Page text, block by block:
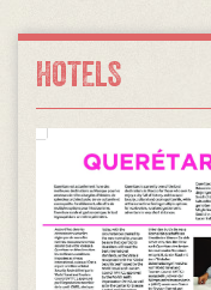
HOTELS